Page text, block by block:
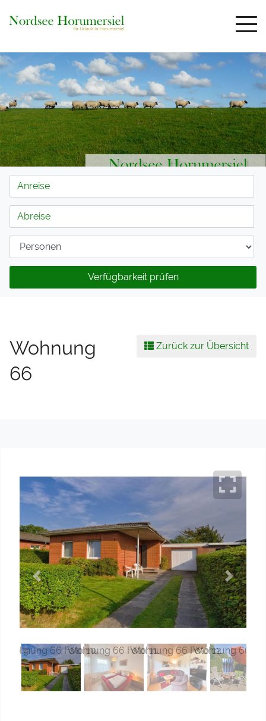
Verfügbarkeit prüfen
Wohnung
66
Zurück zur Übersicht
Previous Next